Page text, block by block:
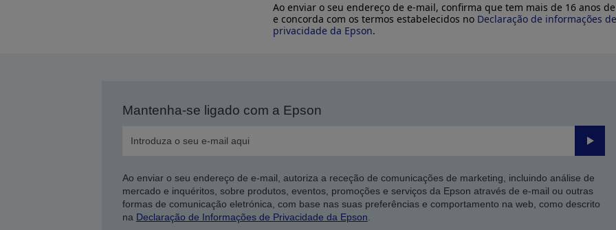
Ao enviar o seu endereço de e-mail, confirma que tem mais de 16 anos
e concorda com os termos estabelecidos no Declaração de informações de
privacidade da Epson.
Mantenha-se ligado com a Epson
Enviar
Ao enviar o seu endereço de e-mail, autoriza a receção de comunicações de marketing, incluindo análise de
mercado e inquéritos, sobre produtos, eventos, promoções e serviços da Epson através de e-mail ou outras
formas de comunicação eletrónica, com base nas suas preferências e comportamento na web, como descrito
na Declaração de Informações de Privacidade da Epson